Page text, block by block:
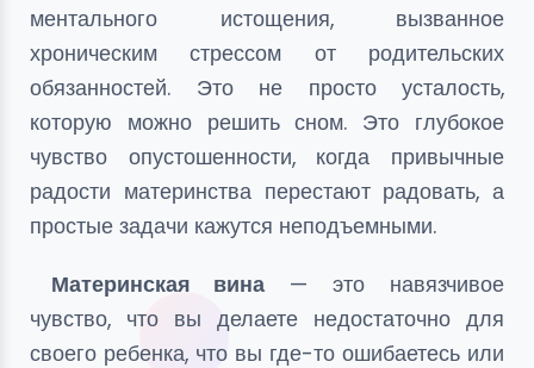
ментального истощения, вызванное
хроническим стрессом от родительских
обязанностей. Это не просто усталость,
которую можно решить сном. Это глубокое
чувство опустошенности, когда привычные
радости материнства перестают радовать, а
простые задачи кажутся неподъемными.
Материнская вина — это навязчивое
чувство, что вы делаете недостаточно для
своего ребенка, что вы где-то ошибаетесь или